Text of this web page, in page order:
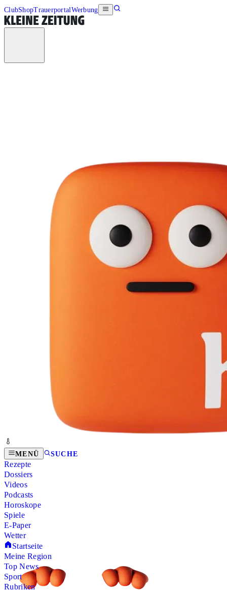
ClubShopTrauerportalWerbung
MENÜ SUCHE
Rezepte
Dossiers
Videos
Podcasts
Horoskope
Spiele
E-Paper
Wetter
Startseite
Meine Region
Top News
Sport
Rubriken